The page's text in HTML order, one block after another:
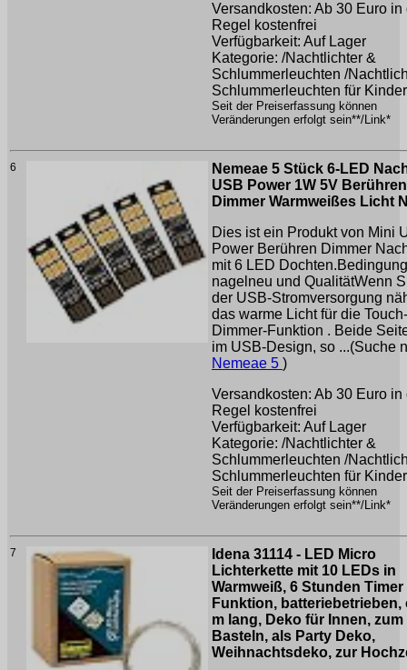
Versandkosten: Ab 30 Euro in
Regel kostenfrei
Verfügbarkeit: Auf Lager
Kategorie: /Nachtlichter &
Schlummerleuchten /
Schlummerleuchten für Kinder
Seit der Preiserfassung können
Veränderungen erfolgt sein**/Link*
6
Nemeae 5 Stück 6-LED
USB Power 1W 5V Berühren
Dimmer Warmweißes Licht
Dies ist ein Produkt von Mini
Power Berühren Dimmer
mit 6 LED
nagelneu und QualitätWenn
der USB-Stromversorgung
das warme Licht für die Touch-
Dimmer-Funktion . Beide
im USB-Design, so ...(Suche
Nemeae 5 )
Versandkosten: Ab 30 Euro in
Regel kostenfrei
Verfügbarkeit: Auf Lager
Kategorie: /Nachtlichter &
Schlummerleuchten /
Schlummerleuchten für Kinder
Seit der Preiserfassung können
Veränderungen erfolgt sein**/Link*
7
Idena 31114 - LED Micro
Lichterkette mit 10 LEDs in
Warmweiß, 6 Stunden Timer
Funktion, batteriebetrieben,
m lang, Deko für Innen, zum
Basteln, als Party Deko,
Weihnachtsdeko, zur